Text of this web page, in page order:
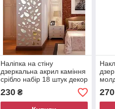
Наліпка на стіну
дзеркальна акрил каміння
срібло набір 18 штук декор
на стіну 8363 /18
230₴ 270